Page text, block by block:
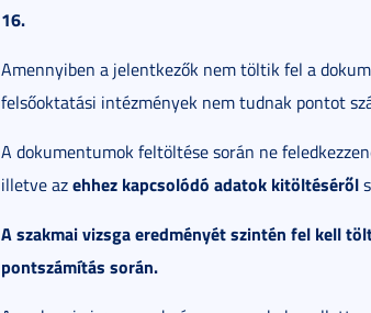
16.
Amennyiben a jelentkezők nem töltik fel a
felsőoktatási intézmények nem tudnak pontot
A dokumentumok feltöltése során ne
illetve azehhez kapcsolódó adatok kitöltéséről
A szakmai vizsga eredményét szintén fel kell
pontszámítás során.